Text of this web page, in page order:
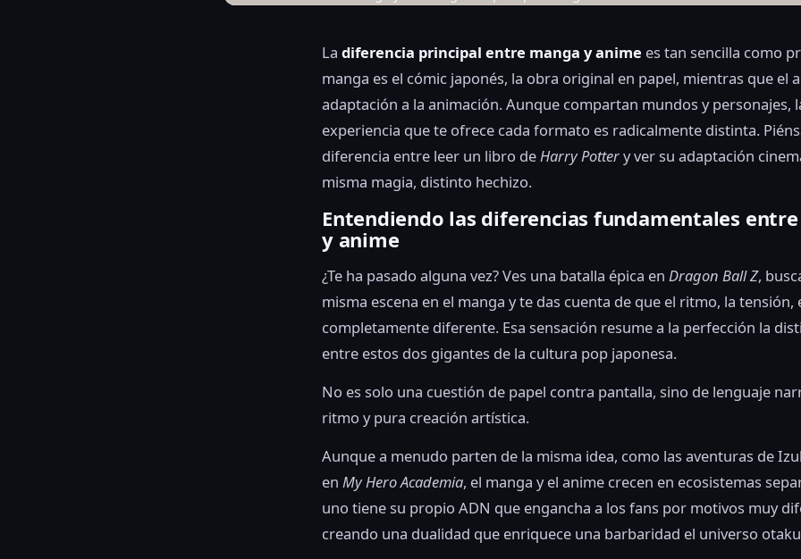
La diferencia principal entre manga y anime es tan sencilla como
manga es el cómic japonés, la obra original en papel, mientras que el
adaptación a la animación. Aunque compartan mundos y personajes,
experiencia que te ofrece cada formato es radicalmente distinta.
diferencia entre leer un libro deHarry Pottery ver su adaptación
misma magia, distinto hechizo.
Entendiendo las diferencias fundamentales
y anime
¿Te ha pasado alguna vez? Ves una batalla épica en Dragon Ball Z,
misma escena en el manga y te das cuenta de que el ritmo, la tensión,
completamente diferente. Esa sensación resume a la perfección la
entre estos dos gigantes de la cultura pop japonesa.
No es solo una cuestión de papel contra pantalla, sino de lenguaje
ritmo y pura creación artística.
Aunque a menudo parten de la misma idea, como las aventuras de
en My Hero Academia, el manga y el anime crecen en ecosistemas
uno tiene su propio ADN que engancha a los fans por motivos muy
creando una dualidad que enriquece una barbaridad el universo